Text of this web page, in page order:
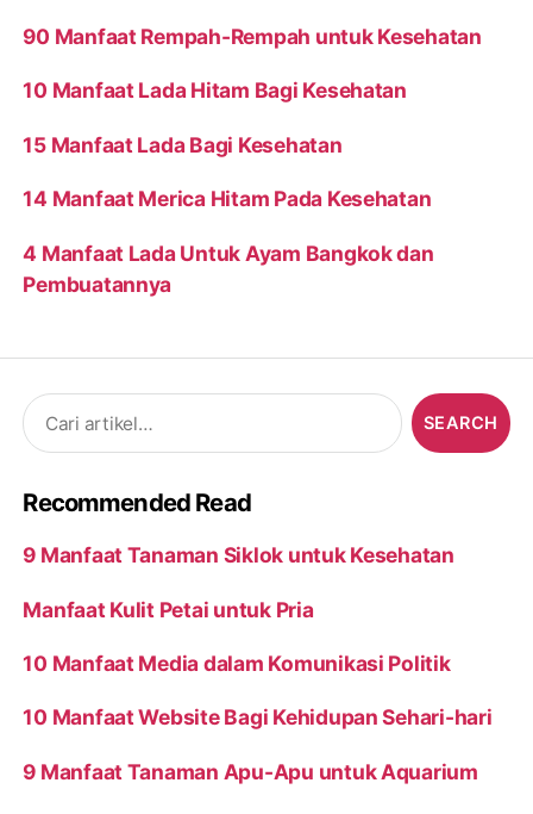
90 Manfaat Rempah-Rempah untuk Kesehatan
10 Manfaat Lada Hitam Bagi Kesehatan
15 Manfaat Lada Bagi Kesehatan
14 Manfaat Merica Hitam Pada Kesehatan
4 Manfaat Lada Untuk Ayam Bangkok dan
Pembuatannya
Search
for:
Recommended Read
9 Manfaat Tanaman Siklok untuk Kesehatan
Manfaat Kulit Petai untuk Pria
10 Manfaat Media dalam Komunikasi Politik
10 Manfaat Website Bagi Kehidupan Sehari-hari
9 Manfaat Tanaman Apu-Apu untuk Aquarium